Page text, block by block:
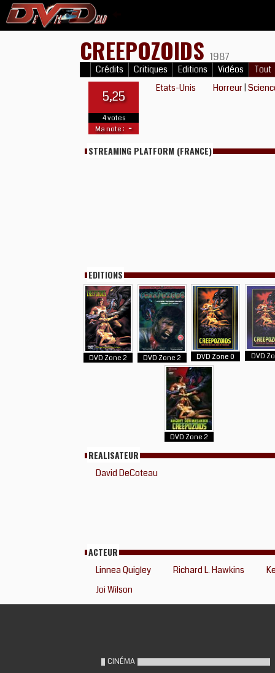
CREEPOZOIDS 1987
Crédits Critiques Editions Vidéos Tout
5,25
4 votes
Ma note : -
Etats-Unis Horreur |
STREAMING PLATFORM (FRANCE)
EDITIONS
DVD Zone 2 DVD Zone 2 DVD Zone 0 DVD
DVD Zone 2
REALISATEUR
David DeCoteau
ACTEUR
Linnea Quigley Richard L. Hawkins
Joi Wilson
CINÉMA